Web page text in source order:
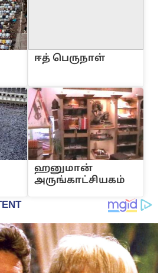
ஈ‌த் பெருநா‌ள்
ஹனுமான்
அருங்காட்சியகம்